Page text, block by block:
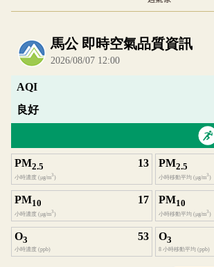
內嵌空氣品質小工具為視覺預